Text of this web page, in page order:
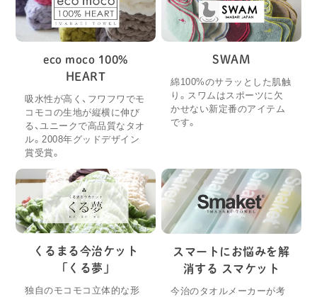
eco moco 100%
HEART
吸水性が高く、フワフワでモ
コモコの生地が縦横に伸び
る、ユニークで高品質なタオ
ル。2008年グッドデザイン
賞受賞。
SWAM
綿100%のサラッとした肌触
り。スワムはスポーツに欠
かせない新定番のアイテム
です。
くるまる今治ケット
「くる夢」
独自のモコモコ立体的な形
スマートにお悩みを解
消する スマケット
今治のタオルメーカーが考